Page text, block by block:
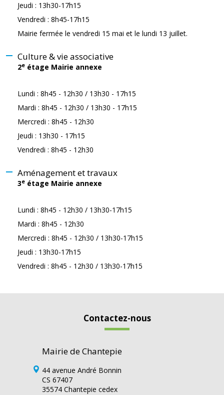
Jeudi : 13h30-17h15
Vendredi : 8h45-17h15
Mairie fermée le vendredi 15 mai et le lundi 13 juillet.
Culture & vie associative
2e étage Mairie annexe
Lundi : 8h45 - 12h30 / 13h30 - 17h15
Mardi : 8h45 - 12h30 / 13h30 - 17h15
Mercredi : 8h45 - 12h30
Jeudi : 13h30 - 17h15
Vendredi : 8h45 - 12h30
Aménagement et travaux
3e étage Mairie annexe
Lundi : 8h45 - 12h30 / 13h30-17h15
Mardi : 8h45 - 12h30
Mercredi : 8h45 - 12h30 / 13h30-17h15
Jeudi : 13h30-17h15
Vendredi : 8h45 - 12h30 / 13h30-17h15
Contactez-nous
Mairie de Chantepie
44 avenue André Bonnin
CS 67407
35574 Chantepie cedex